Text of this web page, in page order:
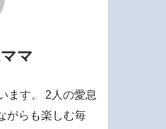
マ
ます。 2人の愛息
がらも楽しむ毎